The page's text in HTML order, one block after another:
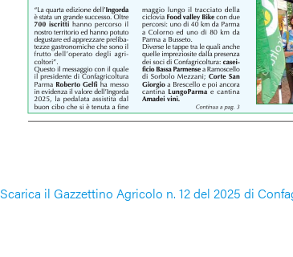
Scarica il Gazzettino Agricolo n. 12 del 2025 di